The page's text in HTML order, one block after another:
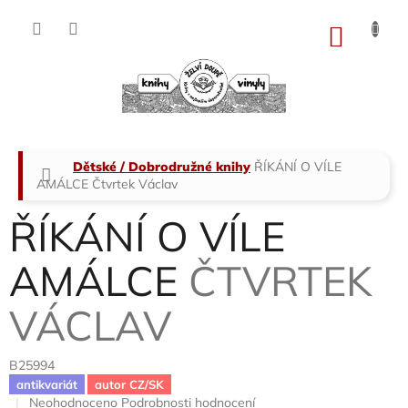
Domů
Dětské / Dobrodružné knihy ŘÍKÁNÍ O VÍLE
AMÁLCE Čtvrtek Václav
ŘÍKÁNÍ O VÍLE
AMÁLCE ČTVRTEK
VÁCLAV
B25994
antikvariát autor CZ/SK
Průměrné
Neohodnoceno Podrobnosti hodnocení